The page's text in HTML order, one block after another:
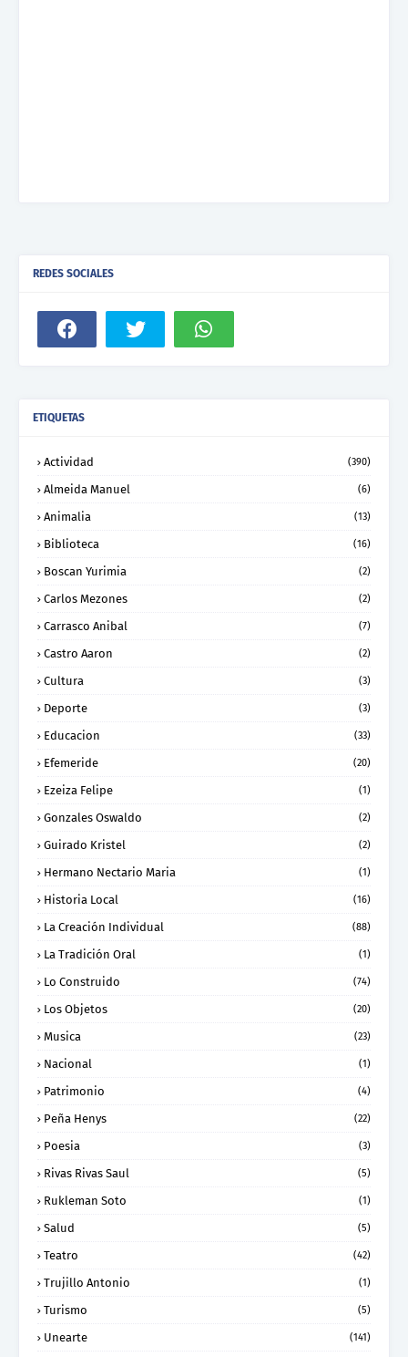
REDES SOCIALES
ETIQUETAS
Actividad (390)
Almeida Manuel (6)
Animalia (13)
Biblioteca (16)
Boscan Yurimia (2)
Carlos Mezones (2)
Carrasco Anibal (7)
Castro Aaron (2)
Cultura (3)
Deporte (3)
Educacion (33)
Efemeride (20)
Ezeiza Felipe (1)
Gonzales Oswaldo (2)
Guirado Kristel (2)
Hermano Nectario Maria (1)
Historia Local (16)
La Creación Individual (88)
La Tradición Oral (1)
Lo Construido (74)
Los Objetos (20)
Musica (23)
Nacional (1)
Patrimonio (4)
Peña Henys (22)
Poesia (3)
Rivas Rivas Saul (5)
Rukleman Soto (1)
Salud (5)
Teatro (42)
Trujillo Antonio (1)
Turismo (5)
Unearte (141)